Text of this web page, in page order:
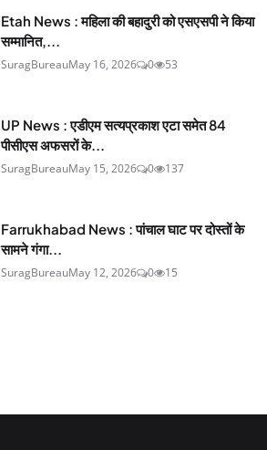
Etah News : महिला की बहादुरी को एसएसपी ने किया
सम्मानित,...
SuragBureauMay 16, 2026 0 53
UP News : एडीएम सत्यप्रकाश एटा समेत 84
पीसीएस अफसरों के...
SuragBureauMay 15, 2026 0 137
Farrukhabad News : पांचाल घाट पर दोस्तों के
सामने गंगा...
SuragBureauMay 12, 2026 0 15